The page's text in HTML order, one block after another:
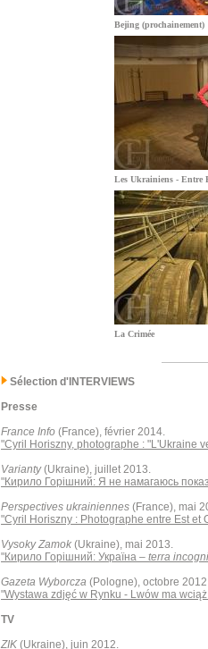
Bejing (prochainement)
Les Ukrainiens - Entre
La Crimée
Sélection d'INTERVIEWS
Presse
France Info (France), février 2014.
"Cyril Horiszny, photographe : "L'Ukraine
Varianty(Ukraine), juillet 2013.
"Кирило Горішний: Я не намагаюсь
Perspectives ukrainiennes (France), mai
"Cyril Horiszny : Photographe entre Est et
Vysoky Zamok (Ukraine), mai 2013.
"Кирило Горішний: Україна – terra
Gazeta Wyborcza (Pologne), octobre
"Wystawa zdjęć w Rynku - Lwów ma
TV
ZIK (Ukraine), juin 2012.